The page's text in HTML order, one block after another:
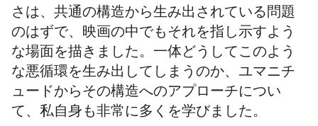
さは、共通の構造から生み出されている問題
のはずで、映画の中でもそれを指し示すよう
な場面を描きました。一体どうしてこのよう
な悪循環を生み出してしまうのか、ユマニチ
ュードからその構造へのアプローチについ
て、私自身も非常に多くを学びました。